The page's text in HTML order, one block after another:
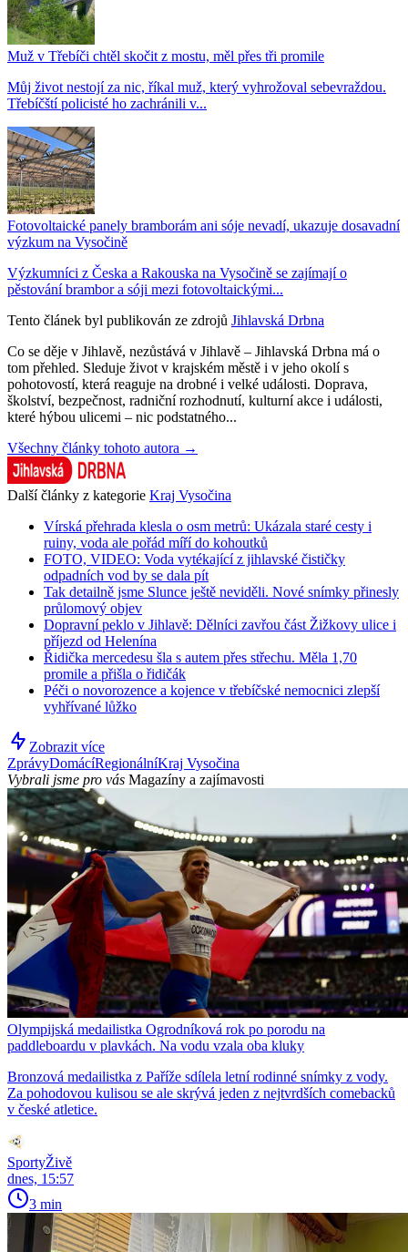
Muž v Třebíči chtěl skočit z mostu, měl přes tři promile
Můj život nestojí za nic, říkal muž, který vyhrožoval sebevraždou.
Třebíčští policisté ho zachránili v...
Fotovoltaické panely bramborám ani sóje nevadí, ukazuje dosavadní
výzkum na Vysočině
Výzkumníci z Česka a Rakouska na Vysočině se zajímají o
pěstování brambor a sóji mezi fotovoltaickými...
Tento článek byl publikován ze zdrojů Jihlavská Drbna
Co se děje v Jihlavě, nezůstává v Jihlavě – Jihlavská Drbna má o
tom přehled. Sleduje život v krajském městě i v jeho okolí s
pohotovostí, která reaguje na drobné i velké události. Doprava,
školství, bezpečnost, radniční rozhodnutí, kulturní akce i události,
které hýbou ulicemi – nic podstatného...
Všechny články tohoto autora →
Další články z kategorie Kraj Vysočina
Vírská přehrada klesla o osm metrů: Ukázala staré cesty i
ruiny, voda ale pořád míří do kohoutků
FOTO, VIDEO: Voda vytékající z jihlavské čističky
odpadních vod by se dala pít
Tak detailně jsme Slunce ještě neviděli. Nové snímky přinesly
průlomový objev
Dopravní peklo v Jihlavě: Dělníci zavřou část Žižkovy ulice i
příjezd od Helenína
Řidička mercedesu šla s autem přes střechu. Měla 1,70
promile a přišla o řidičák
Péči o novorozence a kojence v třebíčské nemocnici zlepší
vyhřívané lůžko
Zobrazit více
ZprávyDomácíRegionálníKraj Vysočina
Vybrali jsme pro vás Magazíny a zajímavosti
Olympijská medailistka Ogrodníková rok po porodu na
paddleboardu v plavkách. Na vodu vzala oba kluky
Bronzová medailistka z Paříže sdílela letní rodinné snímky z vody.
Za pohodovou kulisou se ale skrývá jeden z nejtvrdších comebacků
v české atletice.
SportyŽivě
dnes, 15:57
3 min